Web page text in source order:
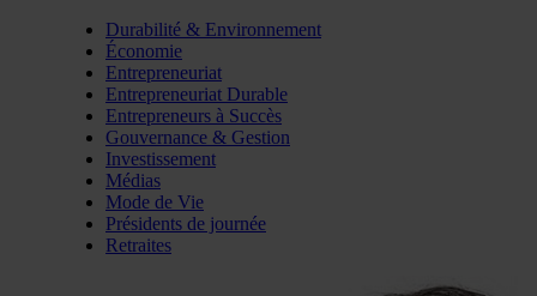
Durabilité & Environnement
Économie
Entrepreneuriat
Entrepreneuriat Durable
Entrepreneurs à Succès
Gouvernance & Gestion
Investissement
Médias
Mode de Vie
Présidents de journée
Retraites